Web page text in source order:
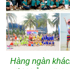
Hàng ngàn